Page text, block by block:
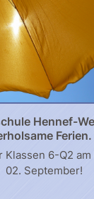
Hennef-
Ferien.
Klassen 6-Q2
02. September!